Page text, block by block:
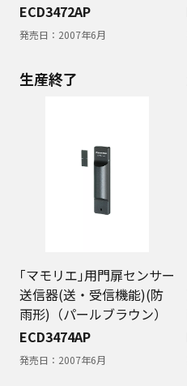
ECD3472AP
発売日： 2007年6月
生産終了
｢マモリエ｣用門扉センサー
送信器(送・受信機能)(防
雨形)（パールブラウン）
ECD3474AP
発売日： 2007年6月